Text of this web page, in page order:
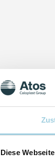
Diese